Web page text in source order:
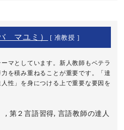
マユミ） [ 准教授 ]
マとしています。新人教師もベテラ
を積み重ねることが重要です。「達
性」を身につける上で重要な要因を
第２言語習得, 言語教師の達人